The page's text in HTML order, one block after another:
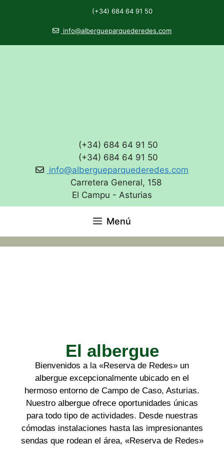
(+34) 684 64 91 50
info@albergueparquederedes.com
(+34) 684 64 91 50
(+34) 684 64 91 50
info@albergueparquederedes.com
Carretera General, 158
El Campu - Asturias
Menú
El albergue
Bienvenidos a la «Reserva de Redes» un
albergue excepcionalmente ubicado en el
hermoso entorno de Campo de Caso, Asturias.
Nuestro albergue ofrece oportunidades únicas
paratodo tipo de actividades. Desde nuestras
cómodas instalaciones hasta las impresionantes
sendas que rodean el área, «Reserva de Redes»